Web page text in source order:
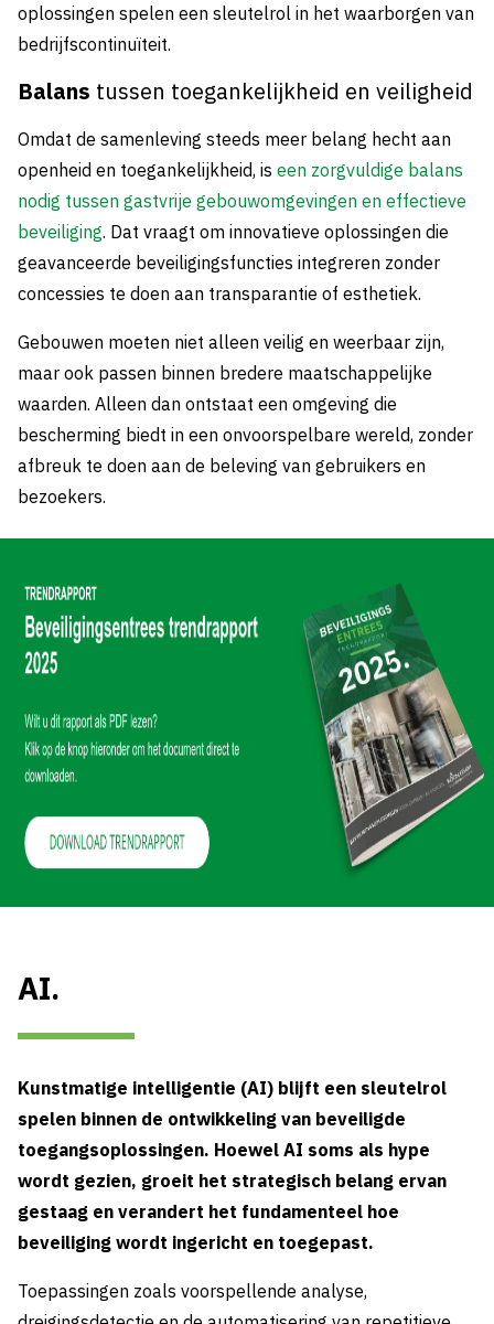
oplossingen spelen een sleutelrol in het waarborgen van
bedrijfscontinuïteit.
Balans tussen toegankelijkheid en veiligheid
Omdat de samenleving steeds meer belang hecht aan
openheid en toegankelijkheid, is een zorgvuldige balans
nodig tussen gastvrije gebouwomgevingen en effectieve
beveiliging. Dat vraagt om innovatieve oplossingen die
geavanceerde beveiligingsfuncties integreren zonder
concessies te doen aan transparantie of esthetiek.
Gebouwen moeten niet alleen veilig en weerbaar zijn,
maar ook passen binnen bredere maatschappelijke
waarden. Alleen dan ontstaat een omgeving die
bescherming biedt in een onvoorspelbare wereld, zonder
afbreuk te doen aan de beleving van gebruikers en
bezoekers.
AI.
Kunstmatige intelligentie (AI) blijft een sleutelrol
spelen binnen de ontwikkeling van beveiligde
toegangsoplossingen. Hoewel AI soms als hype
wordt gezien, groeit het strategisch belang ervan
gestaag en verandert het fundamenteel hoe
beveiliging wordt ingericht en toegepast.
Toepassingen zoals voorspellende analyse,